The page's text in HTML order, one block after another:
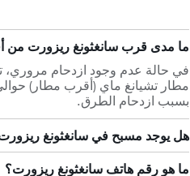
ما مدى قرب سانغثونغ ريزورت من
بسبب ازدحام الطرق.
هل يوجد مسبح في سانغثونغ
ما هو رقم هاتف سانغثونغ ريزورت؟